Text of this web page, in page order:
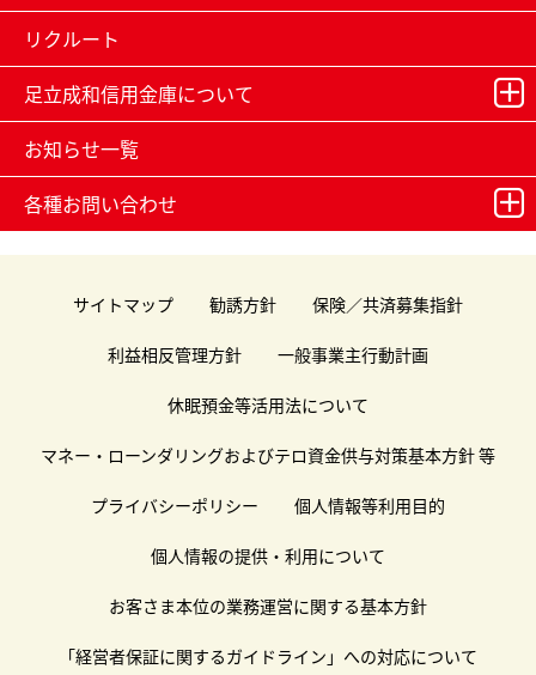
リクルート
足立成和信用金庫について
お知らせ一覧
各種お問い合わせ
サイトマップ 勧誘方針 保険／共済募集指針
利益相反管理方針 一般事業主行動計画
休眠預金等活用法について
マネー・ローンダリングおよびテロ資金供与対策基本方針 等
プライバシーポリシー 個人情報等利用目的
個人情報の提供・利用について
お客さま本位の業務運営に関する基本方針
「経営者保証に関するガイドライン」への対応について